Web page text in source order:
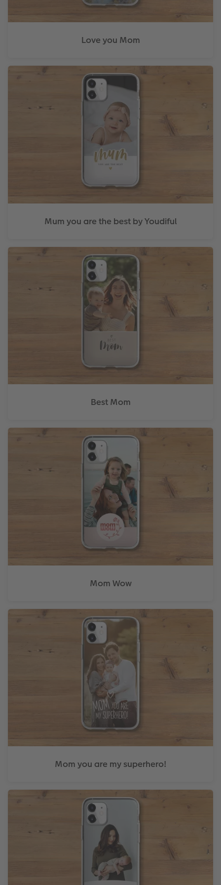
Love you Mom
Mum you are the best by Youdiful
Best Mom
Mom Wow
Mom you are my superhero!